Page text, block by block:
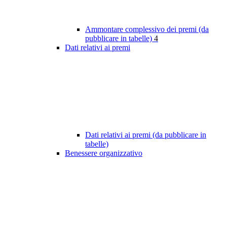
Ammontare complessivo dei premi (da
pubblicare in tabelle) 4
Dati relativi ai premi
Dati relativi ai premi (da pubblicare in
tabelle)
Benessere organizzativo